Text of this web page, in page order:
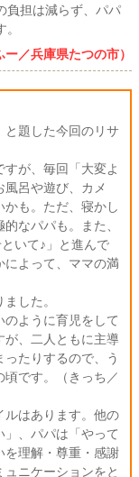
負担は減らず、パパ
ー／兵庫県たつの市）
と題した今回のリサ
が、毎回「大変よ
呂や遊び、カメ
も。ただ、寝かし
なパパも。また、
いて♪」と進んで
によって、ママの満
した。
のように育児をして
が、二人ともに主導
たりするので、う
です。（きっち／
ルはあります。他の
、パパは「やって
を理解・尊重・感謝
ニケーションをと